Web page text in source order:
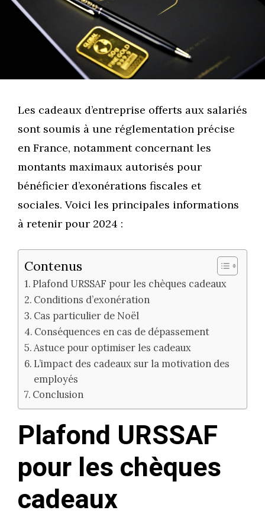
Les cadeaux d’entreprise offerts aux salariés
sont soumis à une réglementation précise
en France, notamment concernant les
montants maximaux autorisés pour
bénéficier d’exonérations fiscales et
sociales. Voici les principales informations
à retenir pour 2024 :
Contenus
Plafond URSSAF pour les chèques cadeaux
Conditions d’exonération
Cas particulier de Noël
Conséquences en cas de dépassement
Astuce pour optimiser les cadeaux
L’impact des cadeaux sur la motivation des
employés
Conclusion
Plafond URSSAF
pour les chèques
cadeaux